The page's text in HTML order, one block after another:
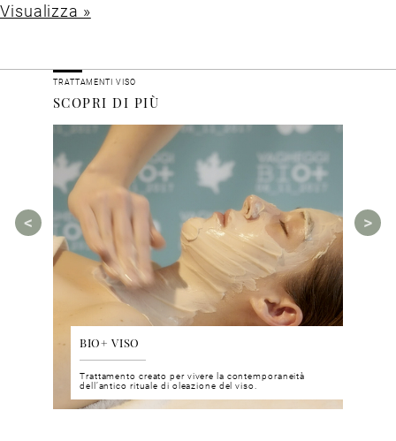
Visualizza »
TRATTAMENTI VISO
SCOPRI DI PIÙ
BIO+ VISO
Trattamento creato per vivere la contemporaneità
dell’antico rituale di oleazione del viso.